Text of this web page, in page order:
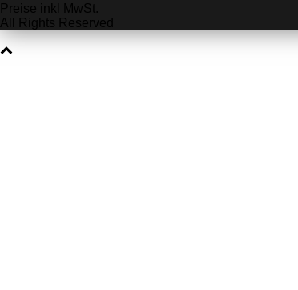
Preise inkl MwSt.
All Rights Reserved